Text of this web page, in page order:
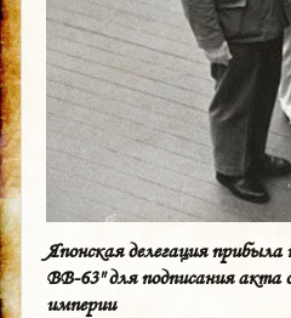
Японская делегация
BB-63" для подписания акта
империи